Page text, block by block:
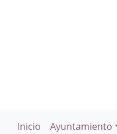
Inicio Ayuntamiento